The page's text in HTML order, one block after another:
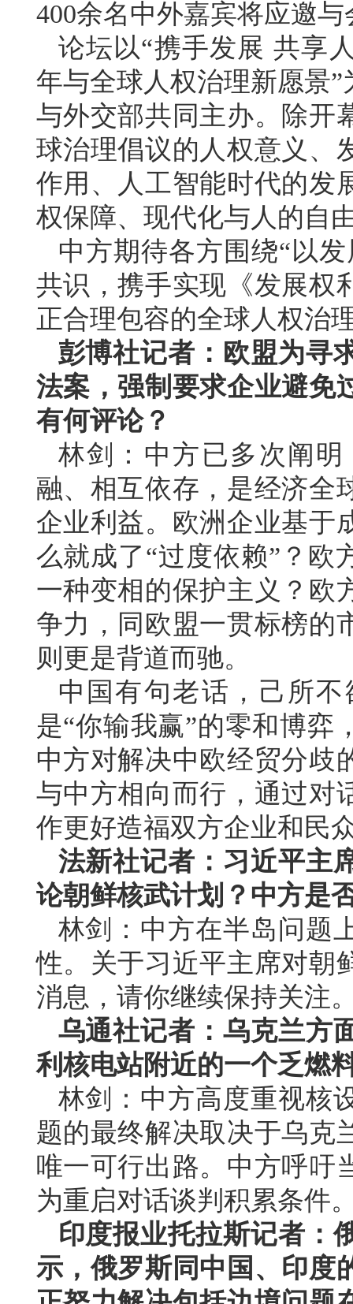
400余名中外嘉宾将应邀与
论坛以“携手发展 共享
年与全球人权治理新愿景
与外交部共同主办。除开
球治理倡议的人权意义、
作用、人工智能时代的发
权保障、现代化与人的自
中方期待各方围绕“以
共识，携手实现《发展权
正合理包容的全球人权治
彭博社记者：欧盟为寻
法案，强制要求企业避免
有何评论？
林剑：中方已多次阐
融、相互依存，是经济全
企业利益。欧洲企业基于
么就成了“过度依赖”？欧
一种变相的保护主义？欧
争力，同欧盟一贯标榜的
则更是背道而驰。
中国有句老话，己所
是“你输我赢”的零和博弈
中方对解决中欧经贸分歧
与中方相向而行，通过对
作更好造福双方企业和民
法新社记者：习近平主
论朝鲜核武计划？中方是
林剑：中方在半岛问题
性。关于习近平主席对朝
消息，请你继续保持关注
乌通社记者：乌克兰方
利核电站附近的一个乏燃
林剑：中方高度重视核
题的最终解决取决于乌克
唯一可行出路。中方呼吁
为重启对话谈判积累条件
印度报业托拉斯记者：
示，俄罗斯同中国、印度